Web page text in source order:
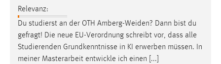
Relevanz:
Du studierst an der OTH Amberg-Weiden? Dann bist du
gefragt! Die neue EU-Verordnung schreibt vor, dass alle
Studierenden Grundkenntnisse in KI erwerben müssen. In
meiner Masterarbeit entwickle ich einen [...]